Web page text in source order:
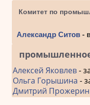
Комитет по
Александр Ситов-
Алексей Яковлев-
Ольга Горышина -
Дмитрий Прожерин